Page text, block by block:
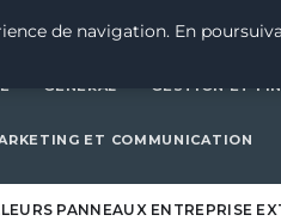
GENERAL GESTION ET
ET COMMUNICATION
PANNEAUX ENTREPRISE
de navigation. En